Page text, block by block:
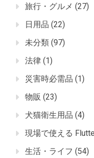
旅行・グルメ (27)
日用品 (22)
未分類 (97)
法律 (1)
災害時必需品 (1)
物販 (23)
犬猫衛生用品 (4)
現場で使える
生活・ライフ (54)